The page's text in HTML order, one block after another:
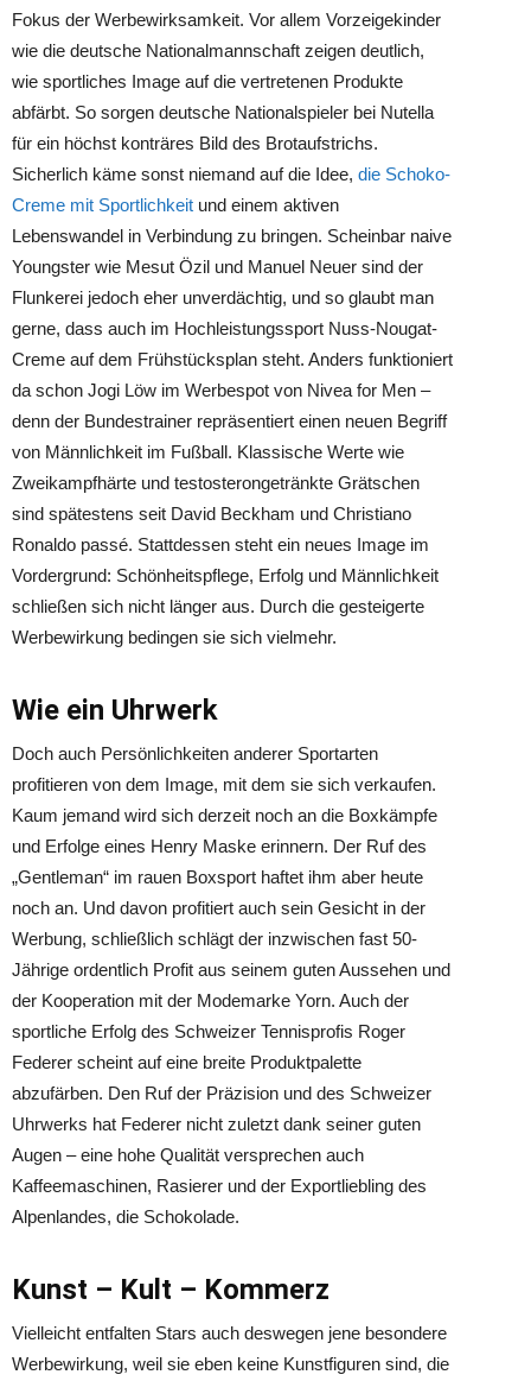
Fokus der Werbewirksamkeit. Vor allem Vorzeigekinder
wie die deutsche Nationalmannschaft zeigen deutlich,
wie sportliches Image auf die vertretenen Produkte
abfärbt. So sorgen deutsche Nationalspieler bei Nutella
für ein höchst konträres Bild des Brotaufstrichs.
Sicherlich käme sonst niemand auf die Idee, die Schoko-
Creme mit Sportlichkeit und einem aktiven
Lebenswandel in Verbindung zu bringen. Scheinbar naive
Youngster wie Mesut Özil und Manuel Neuer sind der
Flunkerei jedoch eher unverdächtig, und so glaubt man
gerne, dass auch im Hochleistungssport Nuss-Nougat-
Creme auf dem Frühstücksplan steht. Anders funktioniert
da schon Jogi Löw im Werbespot von Nivea for Men –
denn der Bundestrainer repräsentiert einen neuen Begriff
von Männlichkeit im Fußball. Klassische Werte wie
Zweikampfhärte und testosterongetränkte Grätschen
sind spätestens seit David Beckham und Christiano
Ronaldo passé. Stattdessen steht ein neues Image im
Vordergrund: Schönheitspflege, Erfolg und Männlichkeit
schließen sich nicht länger aus. Durch die gesteigerte
Werbewirkung bedingen sie sich vielmehr.
Wie ein Uhrwerk
Doch auch Persönlichkeiten anderer Sportarten
profitieren von dem Image, mit dem sie sich verkaufen.
Kaum jemand wird sich derzeit noch an die Boxkämpfe
und Erfolge eines Henry Maske erinnern. Der Ruf des
„Gentleman“ im rauen Boxsport haftet ihm aber heute
noch an. Und davon profitiert auch sein Gesicht in der
Werbung, schließlich schlägt der inzwischen fast 50-
Jährige ordentlich Profit aus seinem guten Aussehen und
der Kooperation mit der Modemarke Yorn. Auch der
sportliche Erfolg des Schweizer Tennisprofis Roger
Federer scheint auf eine breite Produktpalette
abzufärben. Den Ruf der Präzision und des Schweizer
Uhrwerks hat Federer nicht zuletzt dank seiner guten
Augen – eine hohe Qualität versprechen auch
Kaffeemaschinen, Rasierer und der Exportliebling des
Alpenlandes, die Schokolade.
Kunst – Kult – Kommerz
Vielleicht entfalten Stars auch deswegen jene besondere
Werbewirkung, weil sie eben keine Kunstfiguren sind, die